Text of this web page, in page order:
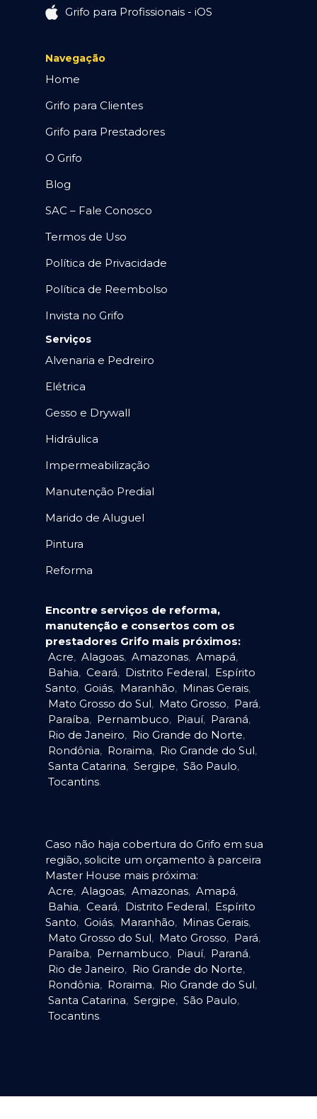
Grifo para Profissionais - iOS
Navegação
Home
Grifo para Clientes
Grifo para Prestadores
O Grifo
Blog
SAC – Fale Conosco
Termos de Uso
Política de Privacidade
Política de Reembolso
Invista no Grifo
Serviços
Alvenaria e Pedreiro
Elétrica
Gesso e Drywall
Hidráulica
Impermeabilização
Manutenção Predial
Marido de Aluguel
Pintura
Reforma
Encontre serviços de reforma,
manutenção e consertos com os
prestadores Grifo mais próximos:
Acre, Alagoas, Amazonas, Amapá,
Bahia, Ceará, Distrito Federal, Espírito
Santo, Goiás, Maranhão, Minas Gerais,
Mato Grosso do Sul, Mato Grosso, Pará,
Paraíba, Pernambuco, Piauí, Paraná,
Rio de Janeiro, Rio Grande do Norte,
Rondônia, Roraima, Rio Grande do Sul,
Santa Catarina, Sergipe, São Paulo,
Tocantins.
Caso não haja cobertura do Grifo em sua
região, solicite um orçamento à parceira
Master House mais próxima:
Acre, Alagoas, Amazonas, Amapá,
Bahia, Ceará, Distrito Federal, Espírito
Santo, Goiás, Maranhão, Minas Gerais,
Mato Grosso do Sul, Mato Grosso, Pará,
Paraíba, Pernambuco, Piauí, Paraná,
Rio de Janeiro, Rio Grande do Norte,
Rondônia, Roraima, Rio Grande do Sul,
Santa Catarina, Sergipe, São Paulo,
Tocantins.